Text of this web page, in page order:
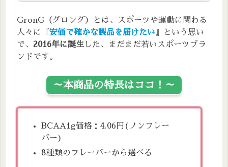
チン
栄養成分表
エネルギー 39.2kcal 炭水化物 0g
0.0g
BCAA：9,800㎎(バリン：2,450㎎・ロイシン：4,900㎎・
イソロイシン：2,450㎎）
L-ロイシン、L-イソロイシン、L-バリン、酸味料、香
料、甘味料(スクラロース、アセスルファムK、ステビ
ア)、ヒマワリレシチン、着色料(アカビート、クチナシ)
エネルギー 38kcal 炭水化物 1.2g
GronG（グロング）とは、スポーツや運動に関わる
人々に『 安価で確かな製品を届けたい』という思い
で、 2016年に誕生 した、まだまだ若いスポーツブラ
ンドです。
～本商品の特長はココ！～
BCAA1g価格：4.06円(ノンフレー
バー)
8種類のフレーバーから選べる